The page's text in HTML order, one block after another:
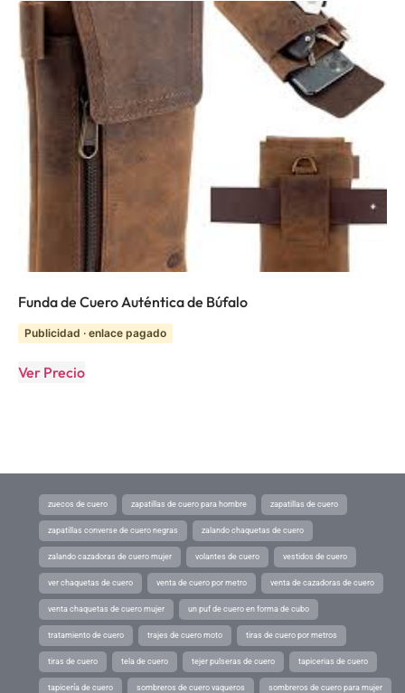
Funda de Cuero Auténtica de Búfalo
Publicidad · enlace pagado
Ver Precio
zuecos de cuero zapatillas de cuero para hombre zapatillas de cuero
zapatillas converse de cuero negras zalando chaquetas de cuero
zalando cazadoras de cuero mujer volantes de cuero vestidos de cuero
ver chaquetas de cuero venta de cuero por metro venta de cazadoras de cuero
venta chaquetas de cuero mujer un puf de cuero en forma de cubo
tratamiento de cuero trajes de cuero moto tiras de cuero por metros
tiras de cuero tela de cuero tejer pulseras de cuero tapicerias de cuero
tapicería de cuero sombreros de cuero vaqueros sombreros de cuero para mujer